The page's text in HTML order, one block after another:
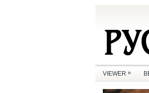
VIEWER »